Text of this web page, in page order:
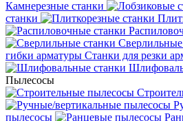
Камнерезные станки
станки
Сверлильные
гибки арматуры Станки для резки
Пылесосы
пылесосы